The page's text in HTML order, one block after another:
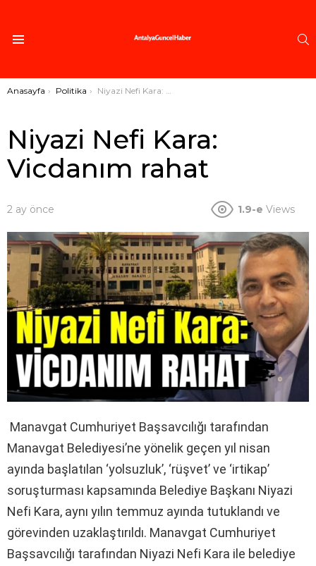
Buradasınız:
Anasayfa Politika Niyazi Nefi Kara: Vicdanım rahat
Niyazi Nefi Kara:
Vicdanım rahat
2 ay önce 1.9-e Views
Manavgat Cumhuriyet Başsavcılığı tarafından
Manavgat Belediyesi’ne yönelik geçen yıl nisan
ayında başlatılan ‘yolsuzluk’, ‘rüşvet’ ve ‘irtikap’
soruşturması kapsamında Belediye Başkanı Niyazi
Nefi Kara, aynı yılın temmuz ayında tutuklandı ve
görevinden uzaklaştırıldı. Manavgat Cumhuriyet
Başsavcılığı tarafından Niyazi Nefi Kara ile belediye